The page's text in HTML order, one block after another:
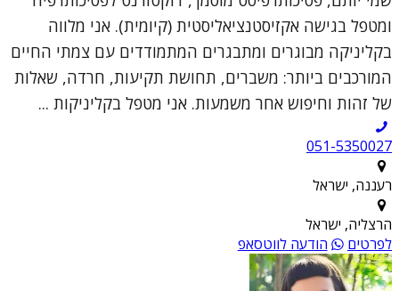
ומטפל בגישה אקזיסטנציאליסטית (קיומית). אני מלווה
בקליניקה מבוגרים ומתבגרים המתמודדים עם צמתי החיים
המורכבים ביותר: משברים, תחושת תקיעות, חרדה, שאלות
של זהות וחיפוש אחר משמעות. אני מטפל בקליניקות ...
051-5350027
רעננה, ישראל
הרצליה, ישראל
לפרטים
הודעה לווטסאפ